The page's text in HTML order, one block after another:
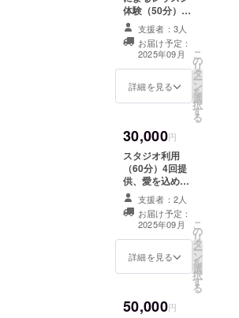
体験（50分）1
回、愛を込めた
サンクスメール
有効期限：2025
年12月末
支援者：3人
お届け予定：
2025年09月
詳細を見る
こ
の
リ
タ
ー
ン
を
選
択
す
る
30,000円
スタジオ利用
（60分）4回提
供、愛を込めた
サンクスメール
有効期限：2025
年12月末
支援者：2人
お届け予定：
2025年09月
詳細を見る
こ
の
リ
タ
ー
ン
を
選
択
す
る
50,000円